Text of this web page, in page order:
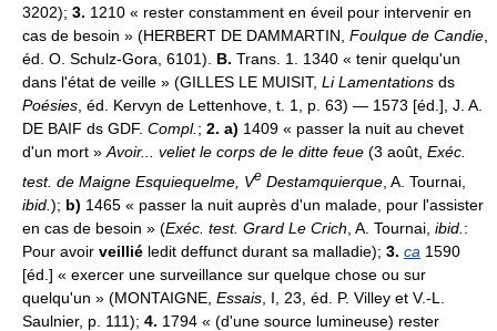
3202); 3. 1210 « rester constamment en éveil pour intervenir en
cas de besoin » (HERBERT DE DAMMARTIN, Foulque de Candie,
éd. O. Schulz-Gora, 6101). B. Trans. 1. 1340 « tenir quelqu'un
dans l'état de veille » (GILLES LE MUISIT, Li Lamentations ds
Poésies, éd. Kervyn de Lettenhove, t. 1, p. 63) — 1573 [éd.], J. A.
DE BAIF ds GDF. Compl.; 2. a) 1409 « passer la nuit au chevet
d'un mort »Avoir... veliet le corps de le ditte feue (3 août, Exéc.
test. de Maigne Esquiequelme, Ve Destamquierque , A. Tournai,
ibid. ); b) 1465 « passer la nuit auprès d'un malade, pour l'assister
en cas de besoin » (Exéc. test. Grard Le Crich , A. Tournai, ibid. :
Pour avoir veillié ledit deffunct durant sa malladie); 3. ca 1590
[éd.] « exercer une surveillance sur quelque chose ou sur
quelqu'un » (MONTAIGNE, Essais , I, 23, éd. P. Villey et V.-L.
Saulnier, p. 111); 4. 1794 « (d'une source lumineuse) rester